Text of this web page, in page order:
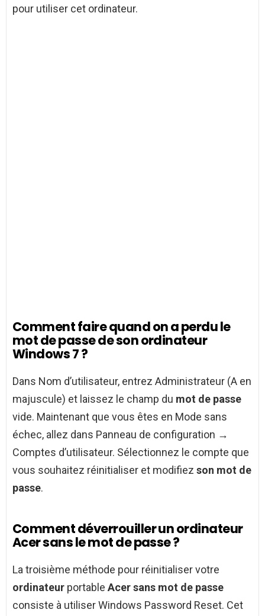
pour utiliser cet ordinateur.
Comment faire quand on a perdu le
mot de passe de son ordinateur
Windows 7 ?
Dans Nom d’utilisateur, entrez Administrateur (A en
majuscule) et laissez le champ du mot de passe
vide. Maintenant que vous êtes en Mode sans
échec, allez dans Panneau de configuration →
Comptes d’utilisateur. Sélectionnez le compte que
vous souhaitez réinitialiser et modifiez son mot de
passe.
Comment déverrouiller un ordinateur
Acer sans le mot de passe ?
La troisième méthode pour réinitialiser votre
ordinateur portable Acer sans mot de passe
consiste à utiliser Windows Password Reset. Cet